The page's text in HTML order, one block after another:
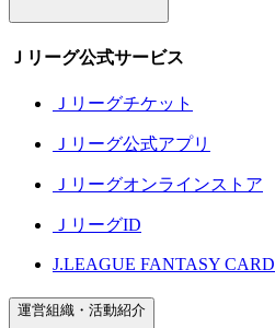
Ｊリーグ公式サービス
Ｊリーグチケット
Ｊリーグ公式アプリ
Ｊリーグオンラインストア
ＪリーグID
J.LEAGUE FANTASY CARD
運営組織・活動紹介